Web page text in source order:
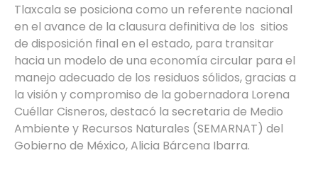
Tlaxcala se posiciona como un referente nacional
en el avance de la clausura definitiva de los sitios
de disposición final en el estado, para transitar
hacia un modelo de una economía circular para el
manejo adecuado de los residuos sólidos, gracias a
la visión y compromiso de la gobernadora Lorena
Cuéllar Cisneros, destacó la secretaria de Medio
Ambiente y Recursos Naturales (SEMARNAT) del
Gobierno de México, Alicia Bárcena Ibarra.